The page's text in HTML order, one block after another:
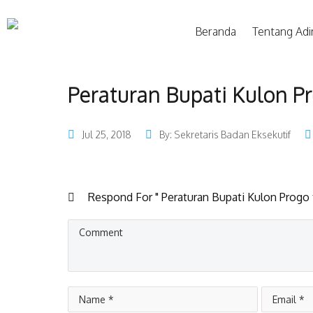
Beranda Tentang
Peraturan Bupati Kulon
Jul 25, 2018 By: Sekretaris Badan Eksekutif
Respond For " Peraturan Bupati Kulon Progo